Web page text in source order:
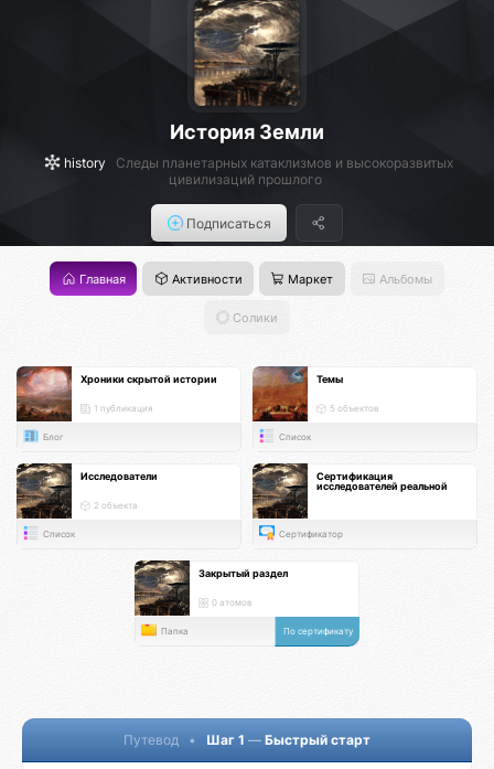
История Земли
history
Следы планетарных катаклизмов и высокоразвитых
цивилизаций прошлого
Подписаться
Главная Активности Маркет Альбомы
Солики
Хроники скрытой истории
1 публикация
Блог
Темы
5 объектов
Список
Исследователи
2 объекта
Список
Сертификация
исследователей реальной
истории
Сертификатор
Закрытый раздел
0 атомов
Папка По сертификату
Путевод • Шаг 1 — Быстрый старт